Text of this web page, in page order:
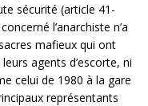
sécurité (article 41-
l’anarchiste n’a
mafieux qui ont
agents d’escorte, ni
celui de 1980 à la gare
représentants